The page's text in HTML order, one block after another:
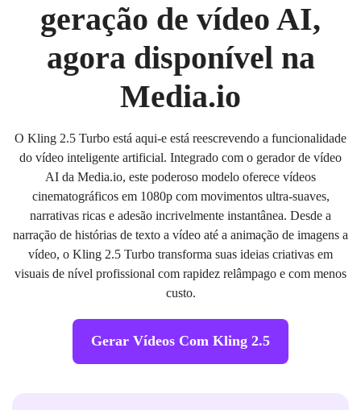
geração de vídeo AI,
agora disponível na
Media.io
O Kling 2.5 Turbo está aqui-e está reescrevendo a funcionalidade
do vídeo inteligente artificial. Integrado com o gerador de vídeo
AI da Media.io, este poderoso modelo oferece vídeos
cinematográficos em 1080p com movimentos ultra-suaves,
narrativas ricas e adesão incrivelmente instantânea. Desde a
narração de histórias de texto a vídeo até a animação de imagens a
vídeo, o Kling 2.5 Turbo transforma suas ideias criativas em
visuais de nível profissional com rapidez relâmpago e com menos
custo.
Gerar Vídeos Com Kling 2.5